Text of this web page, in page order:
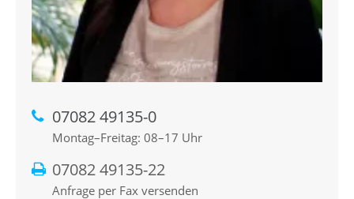
07082 49135-0
Montag–Freitag: 08–17 Uhr
07082 49135-22
Anfrage per Fax versenden